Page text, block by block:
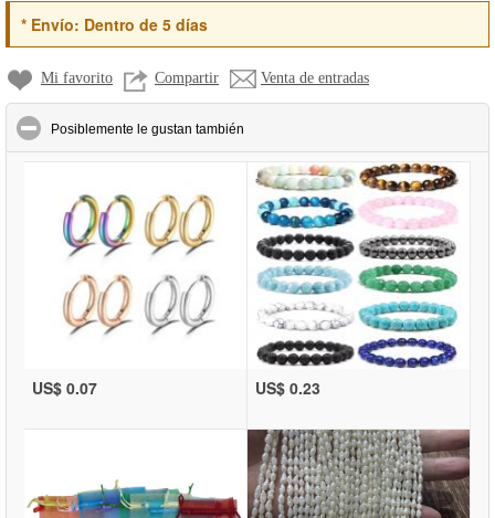
*Envío: Dentro de 5 días
Mi favorito Compartir Venta de entradas
Posiblemente le gustan también
US$ 0.07 US$ 0.23